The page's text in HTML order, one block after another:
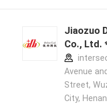
Jiaozuo
Co., Ltd.
Avenue
Street,
City,